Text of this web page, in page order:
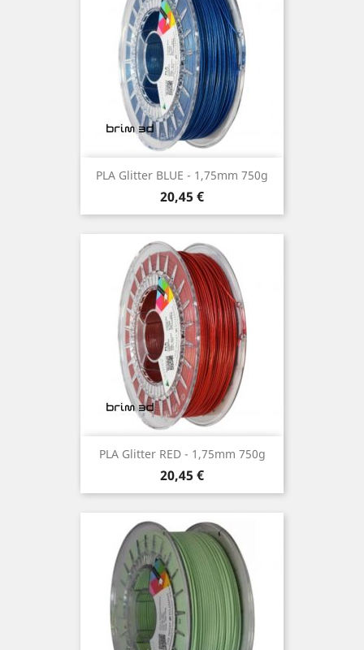
PLA Glitter BLUE - 1,75mm 750g
Preço
20,45 €
PLA Glitter RED - 1,75mm 750g
Preço
20,45 €